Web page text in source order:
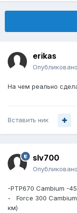
erikas
Опубликовано
На чем реально
Вставить ник
slv700
Опубликовано
-PTP670 Cambium -
- Force 300
км)